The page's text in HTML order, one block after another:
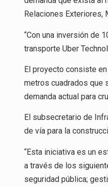
Relaciones Exteriores,
“Con una inversión de
transporte Uber
El proyecto consiste
metros cuadrados que
demanda actual para
El subsecretario de
de vía para la
“Esta iniciativa es un
a través de los
seguridad pública;